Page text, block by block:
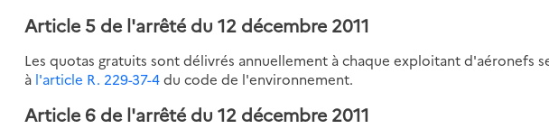
Article 5 de l'arrêté du 12 décembre 2011
Les quotas gratuits sont délivrés annuellement à chaque exploitant d'aéronefs
à l'article R. 229-37-4du code de l'environnement.
Article 6 de l'arrêté du 12 décembre 2011